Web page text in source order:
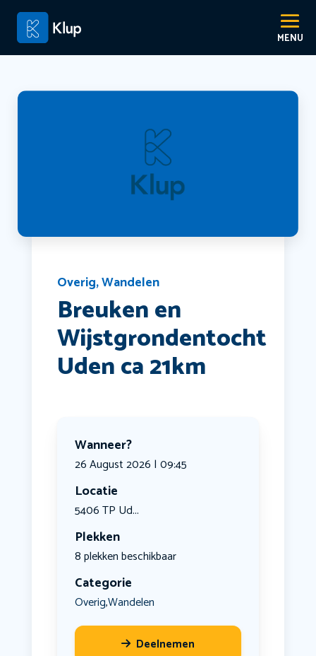
Overig,Wandelen
Breuken en
Wijstgrondentocht
Uden ca 21km
Wanneer?
26 August 2026 | 09:45
Locatie
5406 TP Ud...
Plekken
8 plekken beschikbaar
Categorie
Overig,Wandelen
Deelnemen